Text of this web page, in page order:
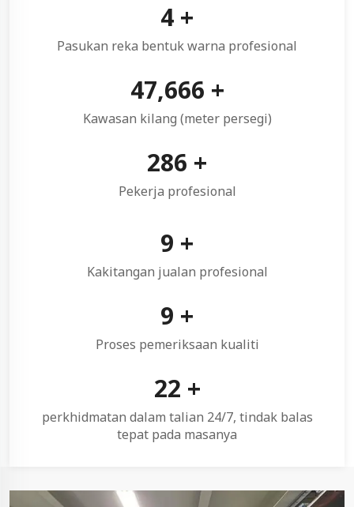
5 +
Pasukan reka bentuk warna profesional
50,000 +
Kawasan kilang (meter persegi)
300 +
Pekerja profesional
10 +
Kakitangan jualan profesional
10 +
Proses pemeriksaan kualiti
24 +
perkhidmatan dalam talian 24/7, tindak balas
tepat pada masanya